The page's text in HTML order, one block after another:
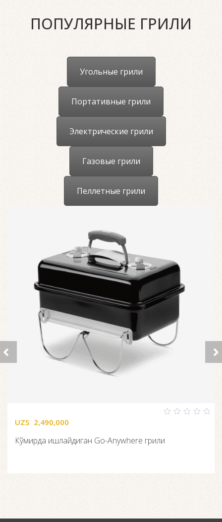
ПОПУЛЯРНЫЕ ГРИЛИ
Угольные грили
Портативные грили
Электрические грили
Газовые грили
Пеллетные грили
5
UZS 2,490,000
Кўмирда ишлайдиган Go-Anywhere грили